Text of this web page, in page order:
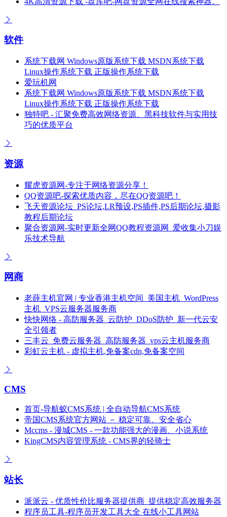
软件
系统下载网 Windows原版系统下载 MSDN系统下载
Linux操作系统下载 正版操作系统下载
爱玩机网
系统下载网 Windows原版系统下载 MSDN系统下载
Linux操作系统下载 正版操作系统下载
独特吧 - 汇聚免费高效网络资源、黑科技软件与实用技
巧的优质平台
资源
耀虎资源网-专注于网络资源分享！
QQ资源吧-探索优质内容，尽在QQ资源吧！
飞天资源论坛_PS论坛,LR预设,PS插件,PS后期论坛,摄影
教程后期论坛
聚合资源网-实时更新全网QQ教程资源网_爱收集小刀娱
乐技术导航
网商
老薛主机官网 | 专业香港主机空间_美国主机_WordPress
主机_VPS云服务器服务商
快快网络 - 高防服务器_云防护_DDoS防护_新一代云安
全引领者
三丰云_免费云服务器_高防服务器_vps云主机服务商
彩虹云主机 - 虚拟主机,免备案cdn,免备案空间
CMS
首页-导航蚁CMS系统 | 全自动导航CMS系统
帝国CMS系统官方网站 － 稳定可靠、安全省心
Mccms - 漫城CMS - 一款功能强大的漫画、小说系统
KingCMS内容管理系统 - CMS界的轻骑士
站长
派派云 - 优质性价比服务器提供商_提供稳定高效服务器
程序员工具-程序员开发工具大全 在线小工具网站